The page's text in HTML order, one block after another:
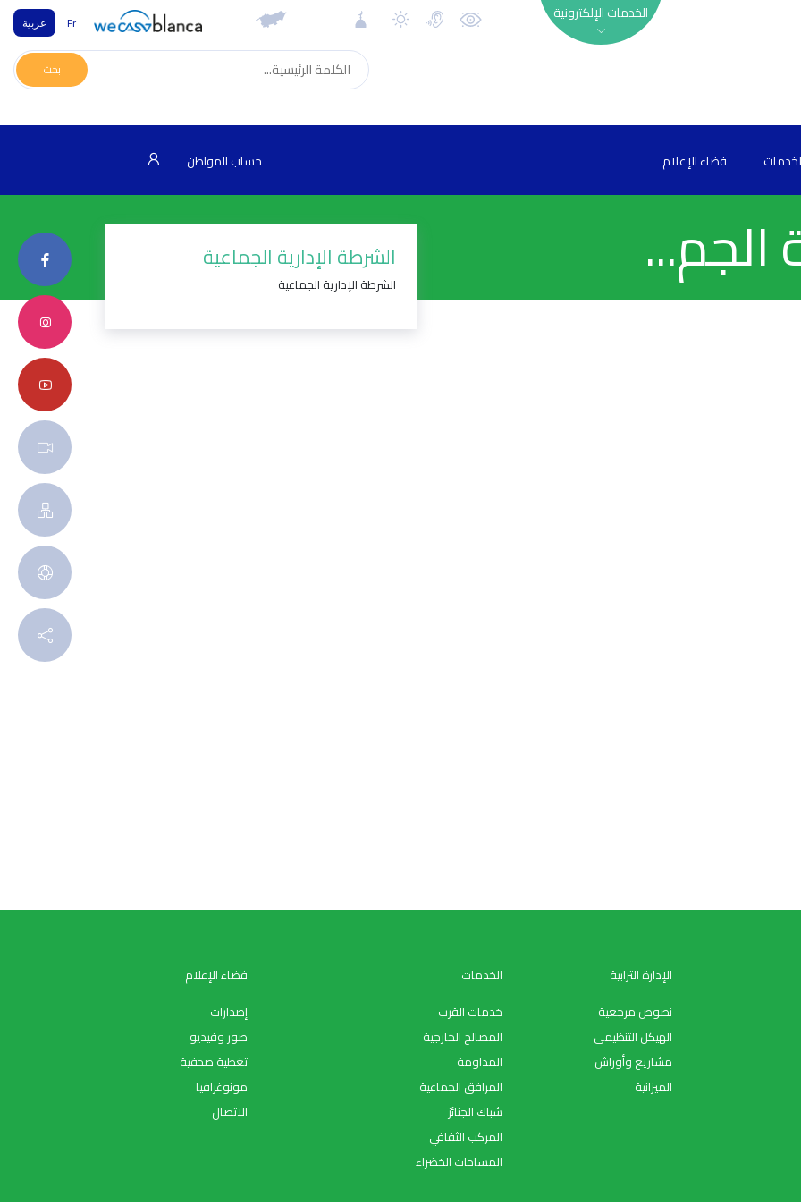
الخدمات الإلكترونية Fr عربية
بحث
فضاء الإعلام حساب المواطن
الجم... الشرطة الإدارية الجماعية
الشرطة الإدارية الجماعية
الإدارة الترابية
نصوص مرجعية
الهيكل التنظيمي
مشاريع وأوراش
الميزانية
الخدمات
خدمات القرب
المصالح الخارجية
المداومة
المرافق الجماعية
شباك الجنائز
المركب الثقافي
المساحات الخضراء
فضاء الإعلام
إصدارات
صور وفيديو
تغطية صحفية
مونوغرافيا
الاتصال